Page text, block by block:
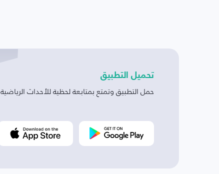
تحميل التطبيق
حمل التطبيق وتمتع بمتابعة لحظية للأحداث الرياضية